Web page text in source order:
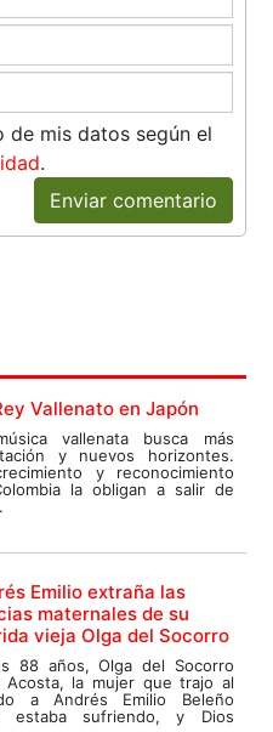
mis datos según el
.
Enviar comentario
Vallenato en Japón
vallenata busca más
y nuevos horizontes.
y reconocimiento
la obligan a salir de
Emilio extraña las
maternales de su
vieja Olga del Socorro
88 años, Olga del Socorro
Acosta, la mujer que trajo al
a Andrés Emilio Beleño
estaba sufriendo, y Dios